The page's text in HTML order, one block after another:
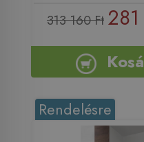
313 160 Ft
Rendelésre